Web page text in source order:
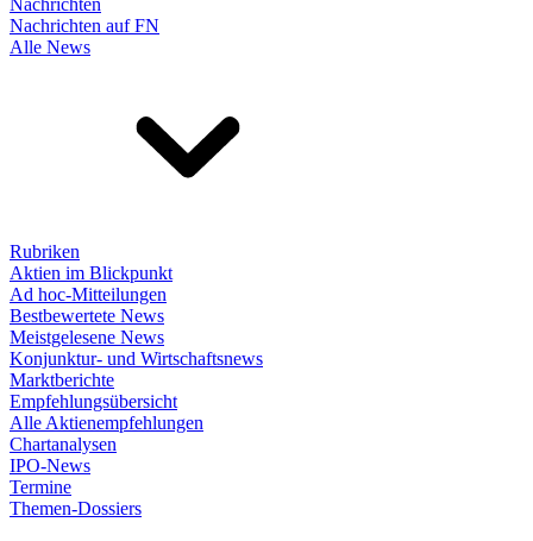
Nachrichten
Nachrichten auf FN
Alle News
Rubriken
Aktien im Blickpunkt
Ad hoc-Mitteilungen
Bestbewertete News
Meistgelesene News
Konjunktur- und Wirtschaftsnews
Marktberichte
Empfehlungsübersicht
Alle Aktienempfehlungen
Chartanalysen
IPO-News
Termine
Themen-Dossiers